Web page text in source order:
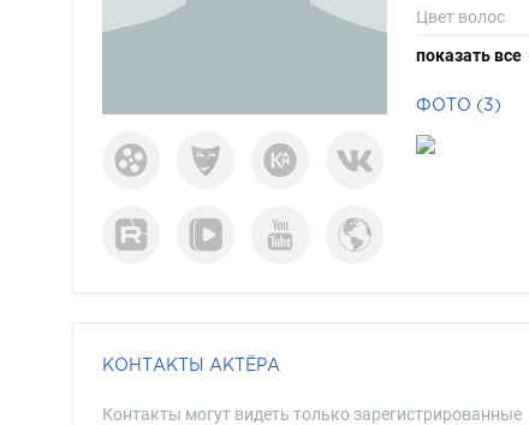
Цвет волос
Цвет глаз
показать все
ФОТО (3)
КОНТАКТЫ АКТЁРА
Контакты могут видеть только зарегистрированные